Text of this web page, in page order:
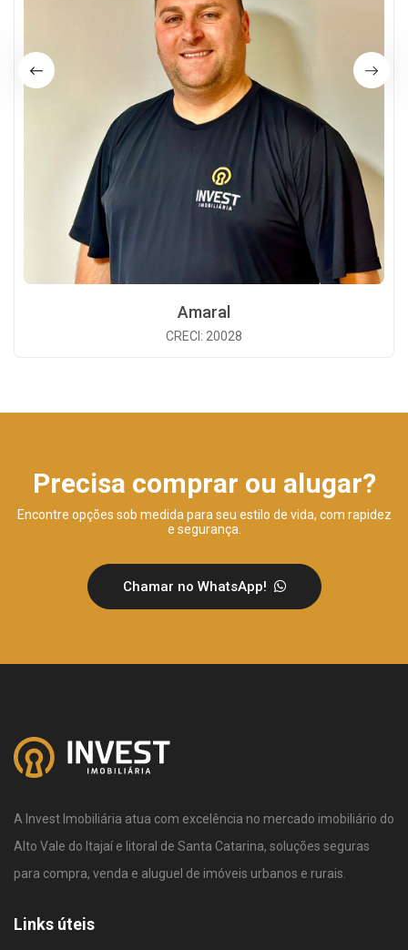
Amaral
CRECI: 20028
Precisa comprar ou alugar?
Encontre opções sob medida para seu estilo de vida, com rapidez
e segurança.
Chamar no WhatsApp!
A Invest Imobiliária atua com excelência no mercado imobiliário do
Alto Vale do Itajaí e litoral de Santa Catarina, soluções seguras
para compra, venda e aluguel de imóveis urbanos e rurais.
Links úteis